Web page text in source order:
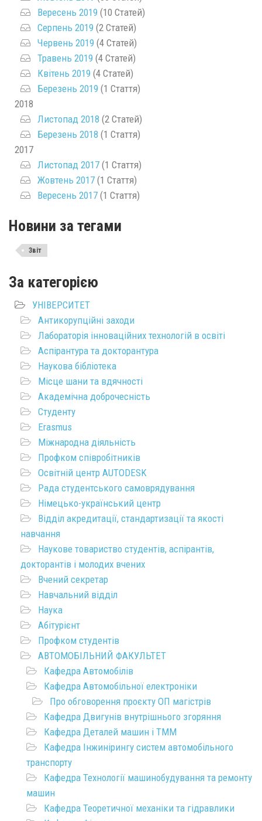
Вересень 2019 (10 Статей)
Серпень 2019 (2 Статей)
Червень 2019 (4 Статей)
Травень 2019 (4 Статей)
Квітень 2019 (4 Статей)
Березень 2019 (1 Стаття)
2018
Листопад 2018 (2 Статей)
Березень 2018 (1 Стаття)
2017
Листопад 2017 (1 Стаття)
Жовтень 2017 (1 Стаття)
Вересень 2017 (1 Стаття)
Новини за тегами
Звіт
За категорією
УНІВЕРСИТЕТ
Антикорупційні заходи
Лабораторія інноваційних технологій в освіті
Аспірантура та докторантура
Наукова бібліотека
Місце шани та вдячності
Академічна доброчесність
Студенту
Erasmus
Міжнародна діяльність
Профком співробітників
Освітній центр AUTODESK
Рада студентського самоврядування
Німецько-український центр
Відділ акредитації, стандартизації та якості
навчання
Наукове товариство студентів, аспірантів,
докторантів і молодих вчених
Вчений секретар
Навчальний відділ
Наука
Абітурієнт
Профком студентів
АВТОМОБІЛЬНИЙ ФАКУЛЬТЕТ
Кафедра Автомобілів
Кафедра Автомобільної електроніки
Про обговорення проєкту ОП магістрів
Кафедра Двигунів внутрішнього згоряння
Кафедра Деталей машин і ТММ
Кафедра Інжинірингу систем автомобільного
транспорту
Кафедра Технології машинобудування та ремонту
машин
Кафедра Теоретичної механіки та гідравлики